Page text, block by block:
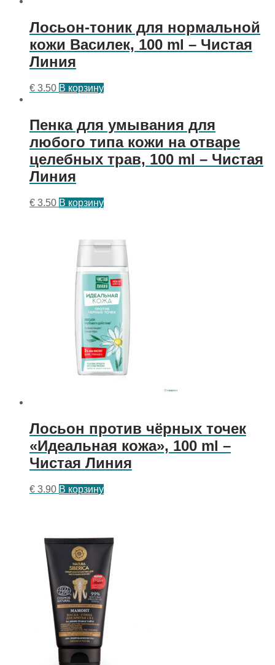
Лосьон-тоник для нормальной
кожи Василек, 100 ml – Чистая
Линия
€ 3.50 В корзину
Пенка для умывания для
любого типа кожи на отваре
целебных трав, 100 ml – Чистая
Линия
€ 3.50 В корзину
Лосьон против чёрных точек
«Идеальная кожа», 100 ml –
Чистая Линия
€ 3.90 В корзину